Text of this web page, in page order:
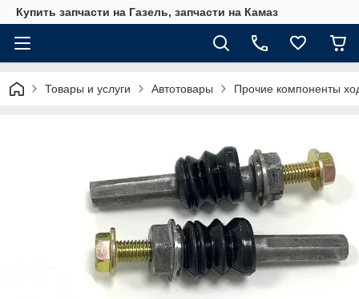
Купить запчасти на Газель, запчасти на Камаз
Товары и услуги Автотовары Прочие компоненты